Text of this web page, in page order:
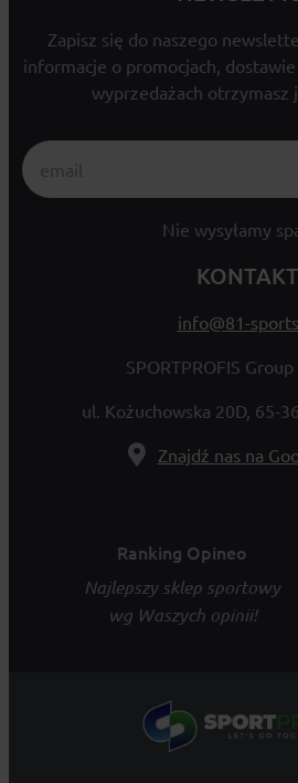
Zapisz się do naszego
informacje o promocjach,
wyprzedażach otrzymasz
Nie wysyłamy
KONTAKT
info@81-
SPORTPROFIS
ul. Kożuchowska 20D, 65-
Znajdź nas na
Ranking Opineo
Najlepszy sklep sportowy
wg Waszych opinii!